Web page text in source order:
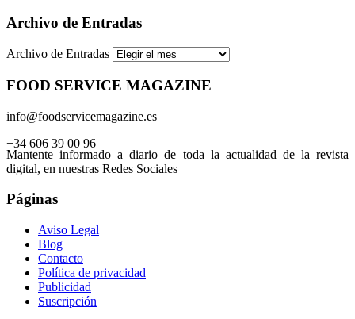
Archivo de Entradas
Archivo de Entradas
FOOD SERVICE MAGAZINE
info@foodservicemagazine.es
+34 606 39 00 96
Mantente informado a diario de toda la actualidad de la revista
digital, en nuestras Redes Sociales
Páginas
Aviso Legal
Blog
Contacto
Política de privacidad
Publicidad
Suscripción